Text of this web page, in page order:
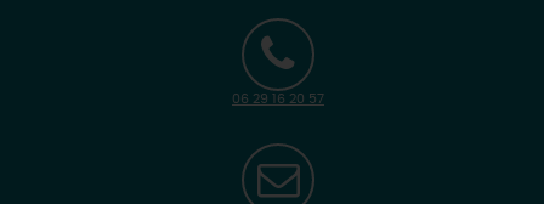
06 29 16 20 57